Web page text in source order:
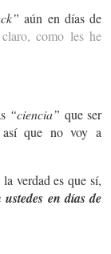
aún en días de
como les he
“ciencia” que ser
que no voy a
verdad es que sí,
en días de